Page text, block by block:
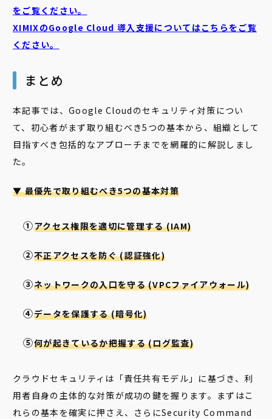
をご覧ください。
XIMIXのGoogle Cloud 導入支援についてはこちらをご覧
ください。
まとめ
本記事では、Google Cloudのセキュリティ対策につい
て、初心者がまず取り組むべき5つの基本から、組織として
目指すべき包括的なアプローチまでを網羅的に解説しまし
た。
▼ 最優先で取り組むべき5つの基本対策
アクセス権限を適切に管理する (IAM)
不正アクセスを防ぐ (認証強化)
ネットワークの入口を守る (VPCファイアウォール)
データを保護する (暗号化)
何が起きているか把握する (ログ監査)
クラウドセキュリティは「責任共有モデル」に基づき、利
用者自身の主体的な対策が成功の鍵を握ります。まずはこ
れらの基本を確実に押さえ、さらにSecurity Command